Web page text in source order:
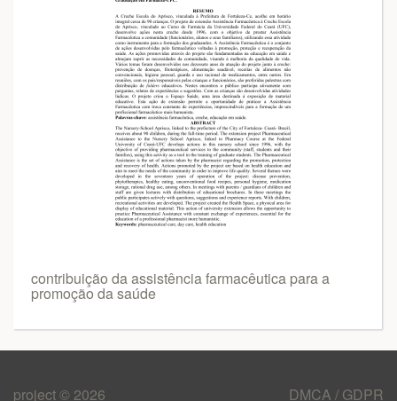
contribuição da assistência farmacêutica para a
promoção da saúde
project © 2026 DMCA / GDPR